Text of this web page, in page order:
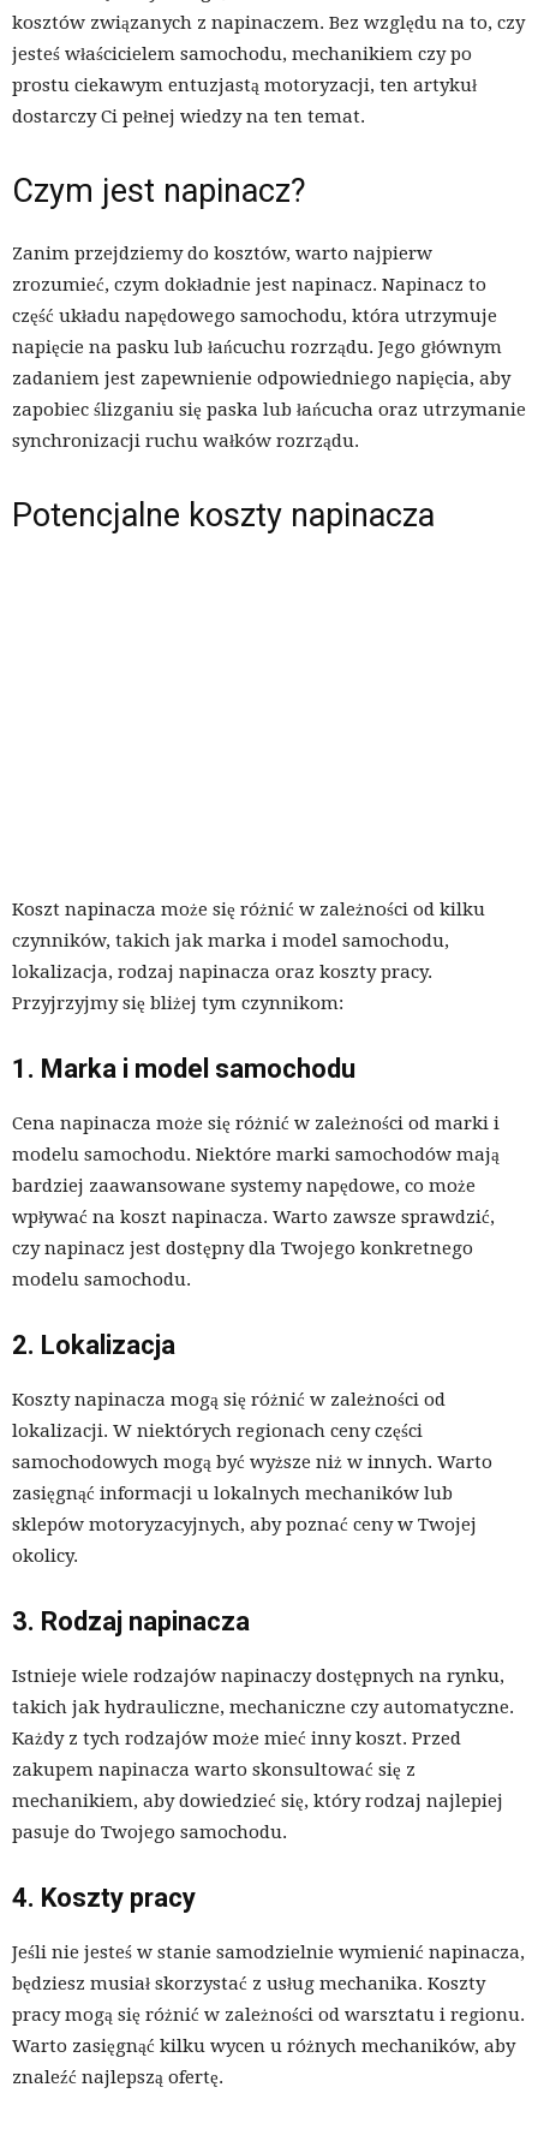
kosztów związanych z napinaczem. Bez względu na to, czy
jesteś właścicielem samochodu, mechanikiem czy po
prostu ciekawym entuzjastą motoryzacji, ten artykuł
dostarczy Ci pełnej wiedzy na ten temat.
Czym jest napinacz?
Zanim przejdziemy do kosztów, warto najpierw
zrozumieć, czym dokładnie jest napinacz. Napinacz to
część układu napędowego samochodu, która utrzymuje
napięcie na pasku lub łańcuchu rozrządu. Jego głównym
zadaniem jest zapewnienie odpowiedniego napięcia, aby
zapobiec ślizganiu się paska lub łańcucha oraz utrzymanie
synchronizacji ruchu wałków rozrządu.
Potencjalne koszty napinacza
Koszt napinacza może się różnić w zależności od kilku
czynników, takich jak marka i model samochodu,
lokalizacja, rodzaj napinacza oraz koszty pracy.
Przyjrzyjmy się bliżej tym czynnikom:
1. Marka i model samochodu
Cena napinacza może się różnić w zależności od marki i
modelu samochodu. Niektóre marki samochodów mają
bardziej zaawansowane systemy napędowe, co może
wpływać na koszt napinacza. Warto zawsze sprawdzić,
czy napinacz jest dostępny dla Twojego konkretnego
modelu samochodu.
2. Lokalizacja
Koszty napinacza mogą się różnić w zależności od
lokalizacji. W niektórych regionach ceny części
samochodowych mogą być wyższe niż w innych. Warto
zasięgnąć informacji u lokalnych mechaników lub
sklepów motoryzacyjnych, aby poznać ceny w Twojej
okolicy.
3. Rodzaj napinacza
Istnieje wiele rodzajów napinaczy dostępnych na rynku,
takich jak hydrauliczne, mechaniczne czy automatyczne.
Każdy z tych rodzajów może mieć inny koszt. Przed
zakupem napinacza warto skonsultować się z
mechanikiem, aby dowiedzieć się, który rodzaj najlepiej
pasuje do Twojego samochodu.
4. Koszty pracy
Jeśli nie jesteś w stanie samodzielnie wymienić napinacza,
będziesz musiał skorzystać z usług mechanika. Koszty
pracy mogą się różnić w zależności od warsztatu i regionu.
Warto zasięgnąć kilku wycen u różnych mechaników, aby
znaleźć najlepszą ofertę.